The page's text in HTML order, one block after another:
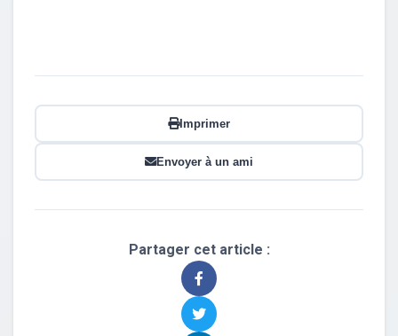
Imprimer
Envoyer à un ami
Partager cet article :